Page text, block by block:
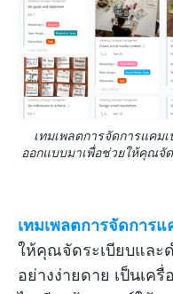
เทมเพลตการจัดการแคม
ออกแบบมาเพื่อช่วยให้คุณจั
เทมเพลตการจัดการ
ให้คุณจัดระเบียบและ
อย่างง่ายดาย เป็นเค